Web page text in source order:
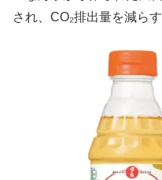
され、CO₂排出量を減ら